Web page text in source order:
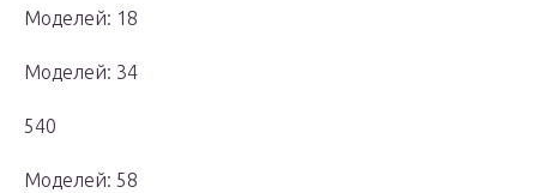
Моделей: 18
Моделей: 34
540
Моделей: 58